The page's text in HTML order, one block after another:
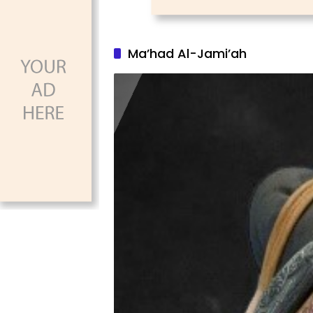
Ma’had Al-Jami’ah